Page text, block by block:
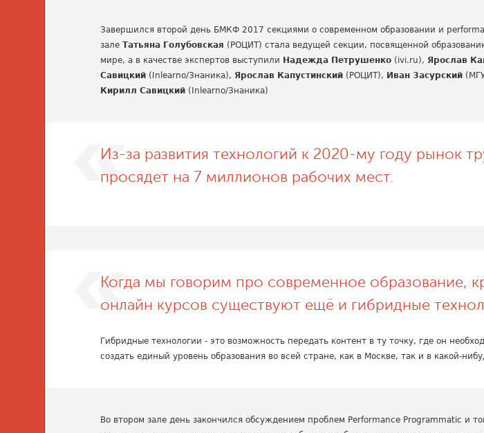
Завершился второй день БМКФ 2017 секциями о современном образовании и
залеТатьяна Голубовская (РОЦИТ) стала ведущей секции, посвященной
мире, а в качестве экспертов выступили Надежда Петрушенко (ivi.ru), Ярослав
Савицкий (Inlearno/Знаника), Ярослав Капустинский (РОЦИТ), Иван Засурский
Кирилл Савицкий (Inlearno/Знаника)
Из-за развития технологий к 2020-му году рынок
просядет на 7 миллионов рабочих мест.
Когда мы говорим про современное образование,
онлайн курсов существуют ещё и гибридные
Гибридные технологии - это возможность передать контент в ту точку, где он
создать единый уровень образования во всей стране, как в Москве, так и в какой-
Во втором зале день закончился обсуждением проблем Performance Programmatic и